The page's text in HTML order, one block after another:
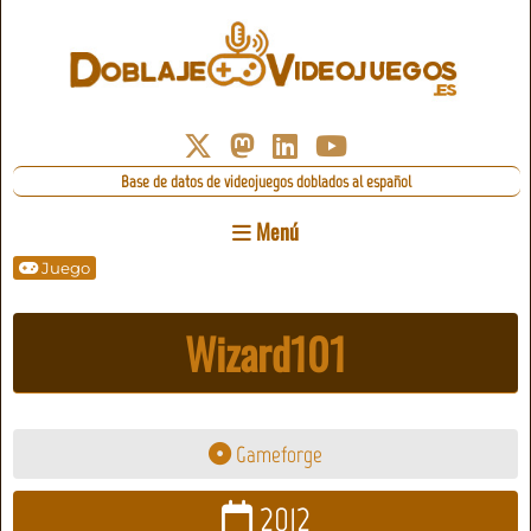
Base de datos de videojuegos doblados al español
Menú
Juego
Wizard101
Gameforge
2012